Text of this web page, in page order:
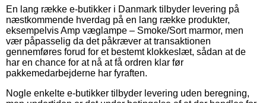
En lang række e-butikker i Danmark tilbyder levering på
næstkommende hverdag på en lang række produkter,
eksempelvis Amp væglampe – Smoke/Sort marmor, men
vær påpasselig da det påkræver at transaktionen
gennemføres forud for et bestemt klokkeslæt, sådan at de
har en chance for at nå at få ordren klar før
pakkemedarbejderne har fyraften.
Nogle enkelte e-butikker tilbyder levering uden beregning,